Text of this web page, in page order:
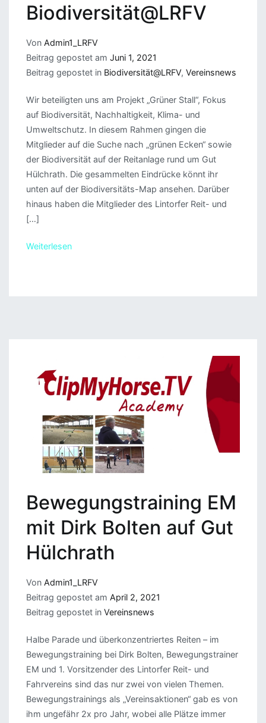
Biodiversität@LRFV
Von Admin1_LRFV
Beitrag gepostet am Juni 1, 2021
Beitrag gepostet in Biodiversität@LRFV, Vereinsnews
Wir beteiligten uns am Projekt „Grüner Stall“, Fokus
auf Biodiversität, Nachhaltigkeit, Klima- und
Umweltschutz. In diesem Rahmen gingen die
Mitglieder auf die Suche nach „grünen Ecken“ sowie
der Biodiversität auf der Reitanlage rund um Gut
Hülchrath. Die gesammelten Eindrücke könnt ihr
unten auf der Biodiversitäts-Map ansehen. Darüber
hinaus haben die Mitglieder des Lintorfer Reit- und
[…]
Weiterlesen
Bewegungstraining EM
mit Dirk Bolten auf Gut
Hülchrath
Von Admin1_LRFV
Beitrag gepostet am April 2, 2021
Beitrag gepostet in Vereinsnews
Halbe Parade und überkonzentriertes Reiten – im
Bewegungstraining bei Dirk Bolten, Bewegungstrainer
EM und 1. Vorsitzender des Lintorfer Reit- und
Fahrvereins sind das nur zwei von vielen Themen.
Bewegungstrainings als „Vereinsaktionen“ gab es von
ihm ungefähr 2x pro Jahr, wobei alle Plätze immer